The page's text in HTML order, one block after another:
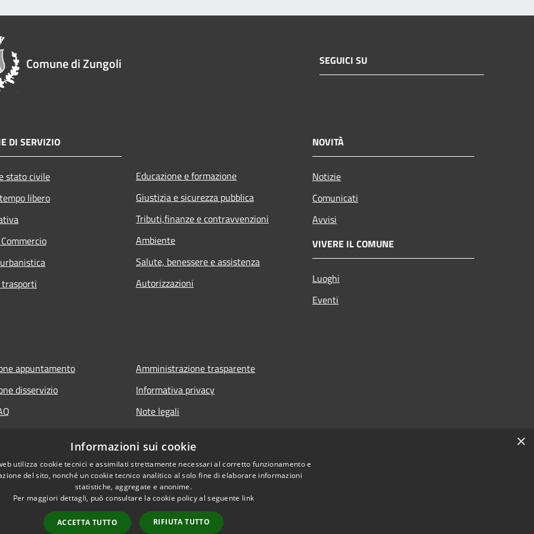
Comune di Zungoli SEGUICI SU
DI SERVIZIO
stato civile
libero
Educazione e formazione
Giustizia e sicurezza pubblica
Tributi,finanze e contravvenzioni
Ambiente
Salute, benessere e assistenza
Autorizzazioni
NOVITÀ
Notizie
Comunicati
Avvisi
VIVERE IL COMUNE
Luoghi
Eventi
appuntamento
disservizio
Amministrazione trasparente
Informativa privacy
Note legali
×
Informazioni sui cookie
utilizza cookie tecnici e assimilati strettamente necessari al corretto funzionamento e
del sito, nonché un cookie tecnico analitico al solo fine di elaborare informazioni
statistiche, aggregate e anonime.
Per maggiori dettagli, può consultare la cookie policy al seguente link
ACCETTA TUTTO RIFIUTA TUTTO